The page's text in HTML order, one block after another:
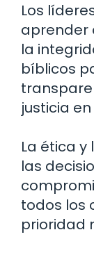
Los
aprender
la
bíblicos
justicia
La ética
las
todos los
prioridad